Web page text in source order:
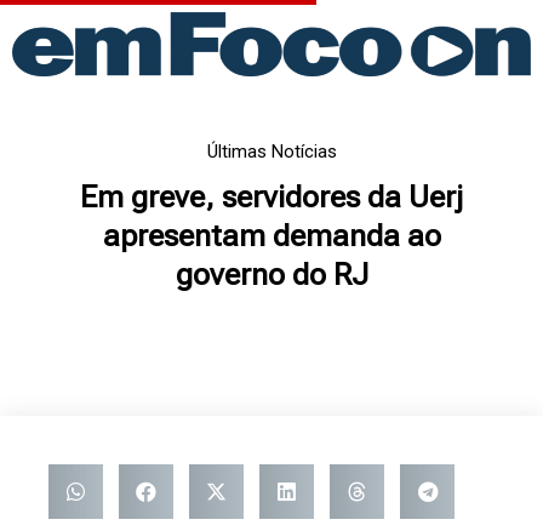
para
Últimas Notícias
Em greve, servidores da Uerj
apresentam demanda ao
governo do RJ